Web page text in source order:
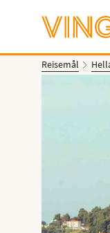
Reisemål